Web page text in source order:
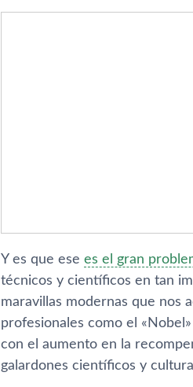
Y es que ese es el gran
técnicos y cientí­ficos en tan
maravillas modernas que nos
profesionales como el
con el aumento en la
galardones cientí­ficos y